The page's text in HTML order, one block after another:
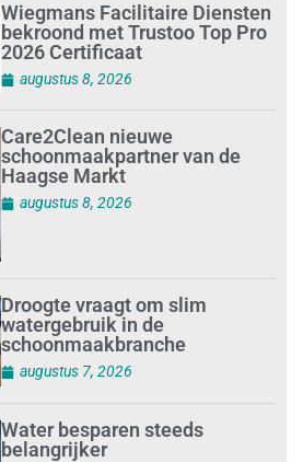
Wiegmans Facilitaire Diensten
bekroond met Trustoo Top Pro
2026 Certificaat
augustus 8, 2026
Care2Clean nieuwe
schoonmaakpartner van de
Haagse Markt
augustus 8, 2026
Droogte vraagt om slim
watergebruik in de
schoonmaakbranche
augustus 7, 2026
Water besparen steeds
belangrijker